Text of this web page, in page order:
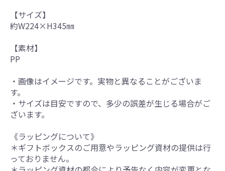
【サイズ】
約W224×H345㎜
【素材】
PP
・画像はイメージです。実物と異なることがございま
す。
・サイズは目安ですので、多少の誤差が生じる場合がご
ざいます。
《ラッピングについて》
＊ギフトボックスのご用意やラッピング資材の提供は行
っておりません。